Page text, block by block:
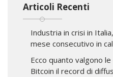
Articoli Recenti
Industria in crisi in
mese consecutivo in
Ecco quanto valgono
Bitcoin il record di